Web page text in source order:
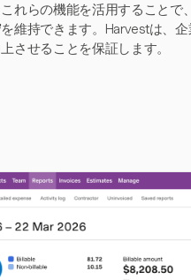
れらの機能を活用することで
維持できます。Harvestは、
させることを保証します。